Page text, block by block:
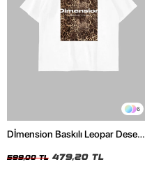
6
Dİmension Baskılı Leopar Desenli
Tshirt
599,00 TL 479,20 TL